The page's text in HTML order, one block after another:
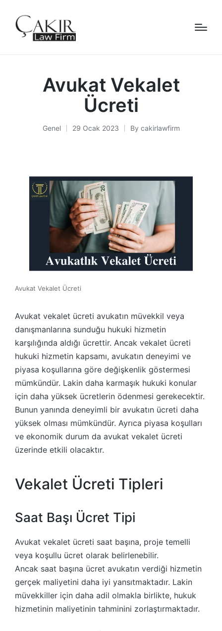
Avukat Vekalet
Ücreti
Posted
Genel 29 Ocak 2023
Posted
By cakirlawfirm
Avukat Vekalet Ücreti
Avukat vekalet ücreti avukatın müvekkil veya
danışmanlarına sunduğu hukuki hizmetin
karşılığında aldığı ücrettir. Ancak vekalet ücreti
hukuki hizmetin kapsamı, avukatın deneyimi ve
piyasa koşullarına göre değişkenlik göstermesi
mümkündür. Lakin daha karmaşık hukuki konular
için daha yüksek ücretlerin ödenmesi gerekecektir.
Bunun yanında deneyimli bir avukatın ücreti daha
yüksek olması mümkündür. Ayrıca piyasa koşulları
ve ekonomik durum da avukat vekalet ücreti
üzerinde etkili olacaktır.
Vekalet Ücreti Tipleri
Saat Başı Ücret Tipi
Avukat vekalet ücreti saat başına, proje temelli
veya koşullu ücret olarak belirlenebilir.
Ancak saat başına ücret avukatın verdiği hizmetin
gerçek maliyetini daha iyi yansıtmaktadır. Lakin
müvekkiller için daha adil olmakla birlikte, hukuk
hizmetinin maliyetinin tahminini zorlaştırmaktadır.